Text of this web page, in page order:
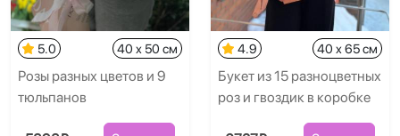
5.0 40 x 50 см
Розы разных цветов и 9
тюльпанов
4.9 40 x 65 см
Букет из 15 разноцветных
роз и гвоздик в коробке